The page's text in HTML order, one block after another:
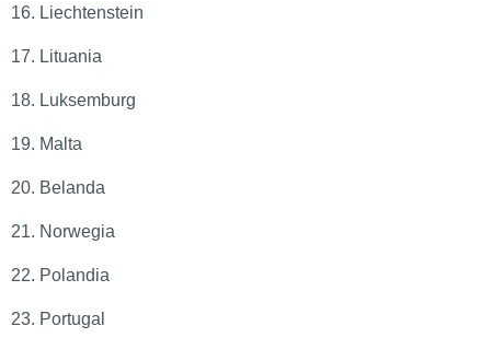
16. Liechtenstein
17. Lituania
18. Luksemburg
19. Malta
20. Belanda
21. Norwegia
22. Polandia
23. Portugal